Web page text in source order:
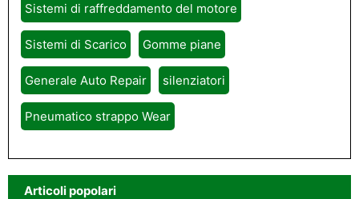
Sistemi di raffreddamento del motore
Sistemi di Scarico Gomme piane
Generale Auto Repair silenziatori
Pneumatico strappo Wear
Articoli popolari